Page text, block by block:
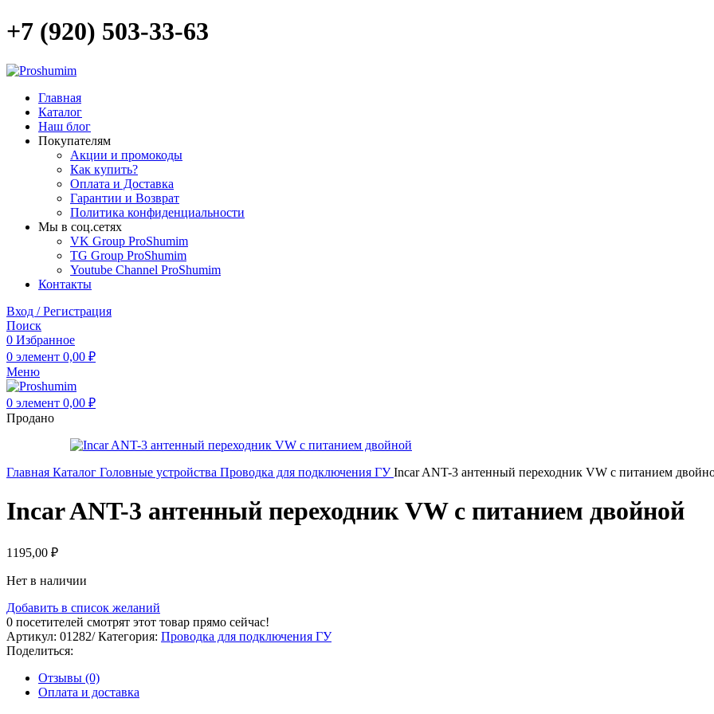
+7 (920) 503-33-63
Главная
Каталог
Наш блог
Покупателям
Акции и промокоды
Как купить?
Оплата и Доставка
Гарантии и Возврат
Политика конфиденциальности
Мы в соц.сетях
VK Group ProShumim
TG Group ProShumim
Youtube Channel ProShumim
Контакты
Вход / Регистрация
Поиск
0 Избранное
0 элемент 0,00 ₽
Меню
0 элемент 0,00 ₽
Продано
Главная Каталог Головные устройства Проводка для подключения ГУIncar ANT-3 антенный переходник VW с питанием
Incar ANT-3 антенный переходник VW с питанием двойной
1195,00 ₽
Нет в наличии
Добавить в список желаний
0 посетителей смотрят этот товар прямо сейчас!
Артикул: 01282/Категория: Проводка для подключения ГУ
Поделиться:
Отзывы (0)
Оплата и доставка